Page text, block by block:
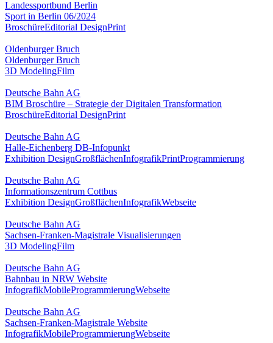
Landessportbund Berlin
Sport in Berlin 06/2024
BroschüreEditorial DesignPrint
Oldenburger Bruch
Oldenburger Bruch
3D ModelingFilm
Deutsche Bahn AG
BIM Broschüre – Strategie der Digitalen Transformation
BroschüreEditorial DesignPrint
Deutsche Bahn AG
Halle-Eichenberg DB-Infopunkt
Exhibition DesignGroßflächenInfografikPrintProgrammierung
Deutsche Bahn AG
Informationszentrum Cottbus
Exhibition DesignGroßflächenInfografikWebseite
Deutsche Bahn AG
Sachsen-Franken-Magistrale Visualisierungen
3D ModelingFilm
Deutsche Bahn AG
Bahnbau in NRW Website
InfografikMobileProgrammierungWebseite
Deutsche Bahn AG
Sachsen-Franken-Magistrale Website
InfografikMobileProgrammierungWebseite